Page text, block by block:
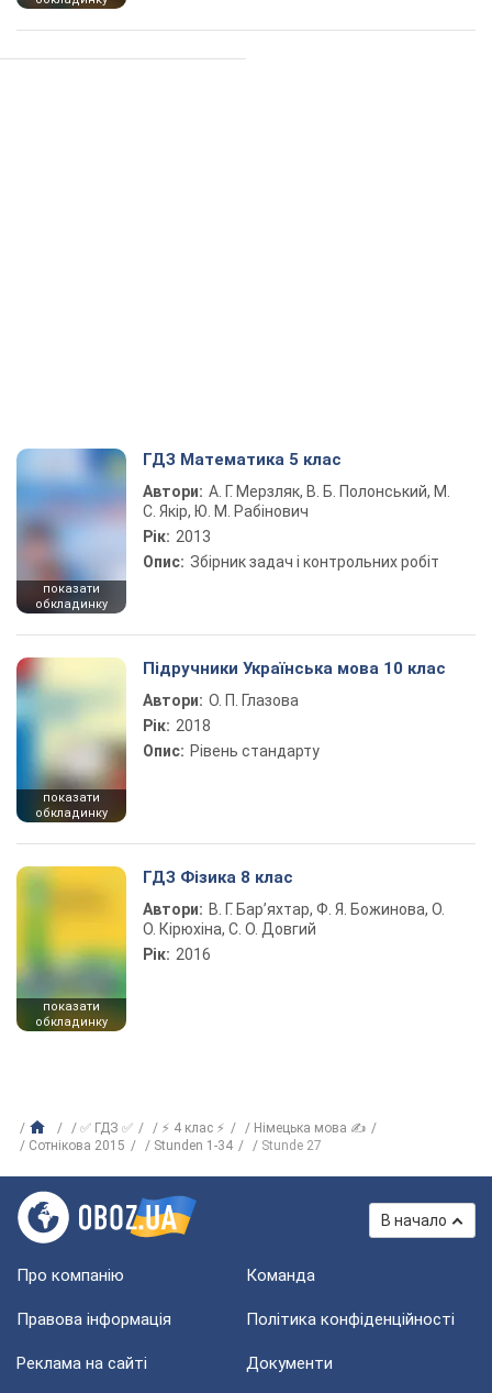
показати
обкладинку
ГДЗ Математика 5 клас
Автори: А. Г. Мерзляк, В. Б. Полонський, М.
С. Якір, Ю. М. Рабінович
Рік: 2013
Опис: Збірник задач і контрольних робіт
показати
обкладинку
Підручники Українська мова 10 клас
Автори: О. П. Глазова
Рік: 2018
Опис: Рівень стандарту
показати
обкладинку
ГДЗ Фізика 8 клас
Автори: В. Г. Бар’яхтар, Ф. Я. Божинова, О.
О. Кірюхіна, С. О. Довгий
Рік: 2016
✅ ГДЗ ✅ ⚡ 4 клас ⚡
Німецька мова ✍
Сотнікова 2015
Stunden 1-34 Stunde 27
В начало
Про компанію Команда
Правова інформація Політика конфіденційності
Реклама на сайті Документи